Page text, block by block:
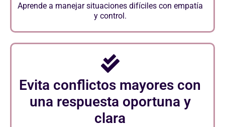
Aprende a manejar situaciones difíciles con empatía
y control.
Evita conflictos mayores con
una respuesta oportuna y
clara